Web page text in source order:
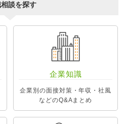
談を探す
企業知識
企業別の面接対策・年収・社風
などのQ&Aまとめ